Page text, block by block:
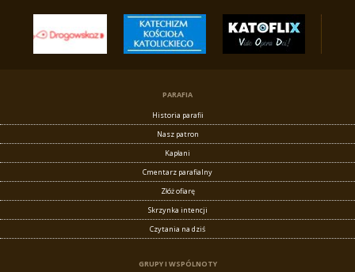
PARAFIA
Historia parafii
Nasz patron
Kapłani
Cmentarz parafialny
Złóż ofiarę
Skrzynka intencji
Czytania na dziś
GRUPY I WSPÓLNOTY